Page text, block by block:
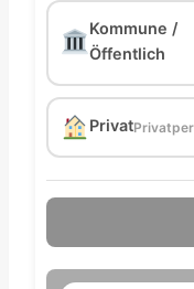
Kommune /
Öffentlich
Privat